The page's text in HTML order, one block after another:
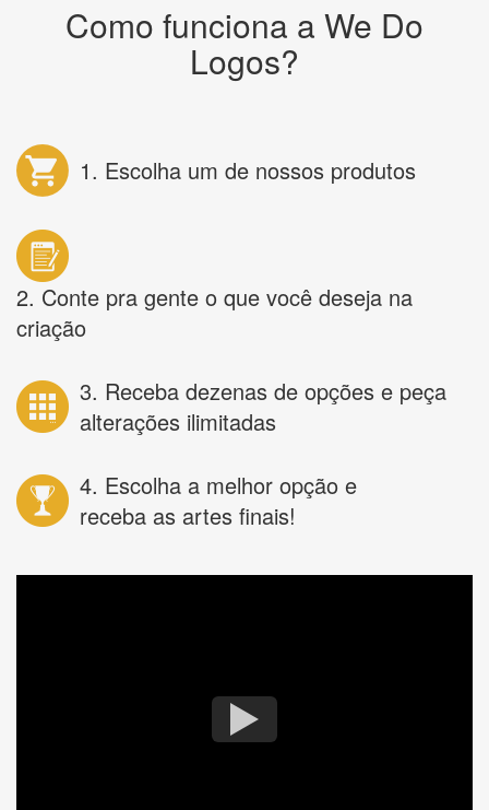
Como funciona a We Do
Logos?
1. Escolha um de nossos produtos
2. Conte pra gente o que você deseja na
criação
3. Receba dezenas de opções e peça
alterações ilimitadas
4. Escolha a melhor opção e
receba as artes finais!